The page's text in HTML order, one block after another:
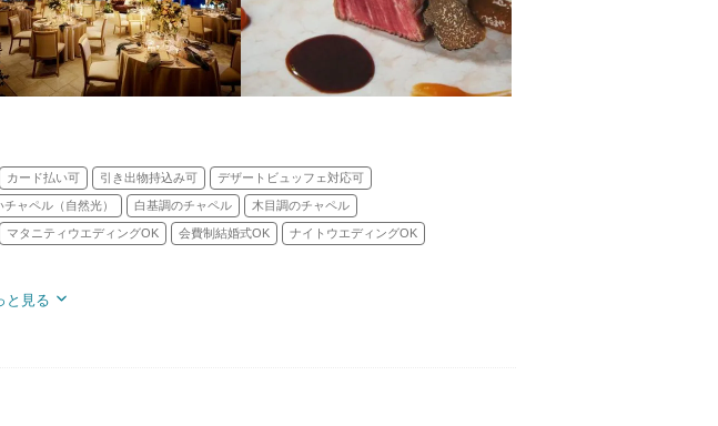
カード払い可 引き出物持込み可 デザートビュッフェ対応可
チャペル（自然光） 白基調のチャペル 木目調のチャペル
マタニティウエディングOK 会費制結婚式OK ナイトウエディングOK
と見る